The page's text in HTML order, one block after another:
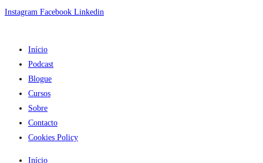
Skip
Instagram Facebook Linkedin
Início
Podcast
Blogue
Cursos
Sobre
Contacto
Cookies Policy
Início